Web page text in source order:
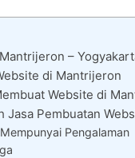
–
di Mantrijeron
Website di
Jasa Pembuatan
Pengalaman